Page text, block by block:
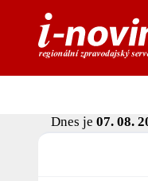
Dnes je 07. 08.